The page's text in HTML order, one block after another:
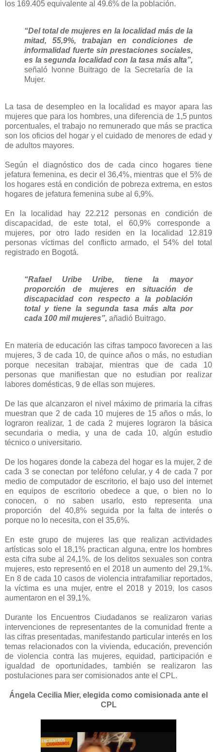
los 169.405 equivalente al 49.6% de la población.
“Del total de mujeres en la localidad más de la
mitad, 55,9%, trabajan en condiciones de
informalidad fuerte sin prestaciones sociales,
es la segunda localidad con la tasa más alta”,
señaló Ivonne Buitrago de la Secretaría de la
Mujer.
La tasa de desempleo en la localidad es mayor apara las
mujeres que para los hombres, una diferencia de 1,5 puntos
porcentuales, el trabajo no remunerado que más se practica
son los oficios del hogar y el cuidado de menores de edad y
de adultos mayores.
Según el diagnóstico dos de cada cinco hogares tiene
jefatura femenina, es decir el 36,4%, mientras que el 5% de
los hogares está en condición de pobreza extrema, en estos
hogares de jefatura femenina sube al 6,9%.
En la localidad hay 22.212 personas en condición de
discapacidad, de este total, el 60,9% corresponde a
mujeres, por otro lado residen en la localidad 12.819
personas víctimas del conflicto armado, el 54% del total
registrado en Bogotá.
“Rafael Uribe Uribe, tiene la mayor
proporción de mujeres en situación de
discapacidad con respecto a la población
total y tiene la segunda tasa más alta por
cada 100 mil mujeres”, añadió Buitrago.
En materia de educación las cifras tampoco favorecen a las
mujeres, 3 de cada 10, de quince años o más, no estudian
porque necesitan trabajar, mientras que de cada 10
personas que manifiestan que no estudian por realizar
labores domésticas, 9 de ellas son mujeres.
De las que alcanzaron el nivel máximo de primaria la cifras
muestran que 2 de cada 10 mujeres de 15 años o más, lo
lograron realizar, 1 de cada 2 mujeres lograron la básica
secundaria o media, y una de cada 10, algún estudio
técnico o universitario.
De los hogares donde la cabeza del hogar es la mujer, 2 de
cada 3 se conectan por teléfono celular, y 4 de cada 7 por
medio de computador de escritorio, el bajo uso del internet
en equipos de escritorio obedece a que, o bien no lo
conocen, o no saben usarlo, esto representa una
proporción
del 40,8% seguida por la falta de interés o
porque no lo necesita, con el 35,6%.
En este grupo de mujeres las que realizan actividades
artísticas solo el 18,1% practican alguna, entre los hombres
esta cifra sube al 24,1%. de los delitos sexuales son contra
mujeres, esto representó en el 2018 un aumento del 29,1%.
En 8 de cada 10 casos de violencia intrafamiliar reportados,
la víctima es una mujer, entre el 2018 y 2019, los casos
aumentaron en el 39,1%.
Durante los Encuentros Ciudadanos se realizaron varias
intervenciones de representantes de la comunidad frente a
las cifras presentadas, manifestando particular interés en los
temas relacionados con la vivienda, educación, prevención
de violencia contra las mujeres, equidad, participación e
igualdad de oportunidades, también se realizaron las
postulaciones para ser comisionados ante el CPL.
Ángela Cecilia Mier, elegida como comisionada ante el
CPL